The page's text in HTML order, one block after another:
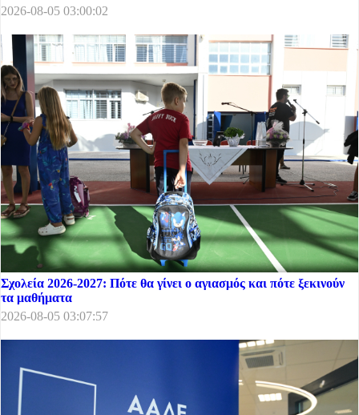
2026-08-05 03:00:02
Σχολεία 2026-2027: Πότε θα γίνει ο αγιασμός και πότε ξεκινούν
τα μαθήματα
2026-08-05 03:07:57